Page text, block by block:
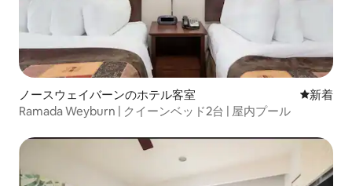
ノースウェイバーンのホテル客室 新しい宿
新着
Ramada Weyburn | クイーンベッド2台 | 屋内プール